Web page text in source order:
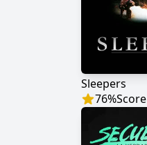
Sleepers
76%Score